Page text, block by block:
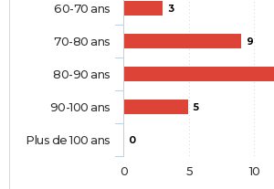
3
9
5
0
60-70 ans
70-80 ans
80-90 ans
90-100 ans
Plus de 100 ans
0 5 10